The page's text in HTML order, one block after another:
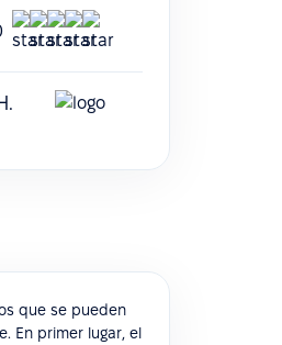
que se pueden
En primer lugar, el